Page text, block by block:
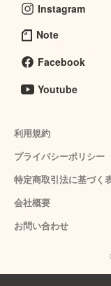
Instagram
Note
Facebook
Youtube
利用規約
プライバシーポリシー
特定商取引法に基づく
会社概要
お問い合わせ